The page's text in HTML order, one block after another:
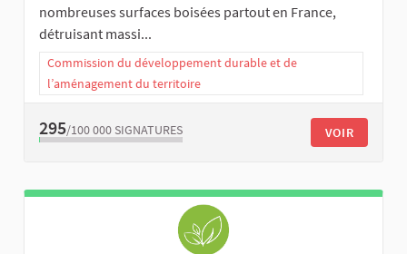
nombreuses surfaces boisées partout en France,
détruisant massi...
Commission du développement durable et de
l’aménagement du territoire
295/100 000 SIGNATURES VOIR